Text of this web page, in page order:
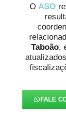
O ASO
Taboão,
FALE